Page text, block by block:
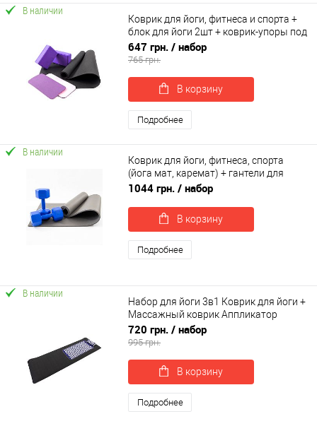
В наличии
Коврик для йоги, фитнеса и спорта +
блок для йоги 2шт + коврик-упоры под
колени 2шт OSPORT Set 61 (n-0091)
647 грн. / набор
765 грн.
В корзину
Подробнее
В наличии
Коврик для йоги, фитнеса, спорта
(йога мат, каремат) + гантели для
фитнеса 2шт по 4кг OSPORT Set 71 (n-
1044 грн. / набор
В корзину
Подробнее
В наличии
Набор для йоги 3в1 Коврик для йоги +
Массажный коврик Аппликатор
Кузнецова + валик OSPORT Set 31 (n-
0062)
720 грн. / набор
995 грн.
В корзину
Подробнее